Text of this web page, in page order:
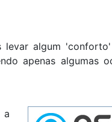
levar algum
apenas algumas
a